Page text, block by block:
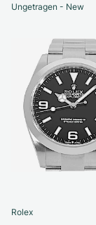
Ungetragen - New
Rolex